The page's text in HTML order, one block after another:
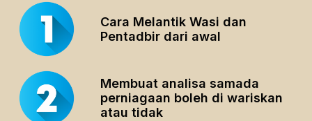
Cara Melantik Wasi dan
Pentadbir dari awal
Membuat analisa samada
perniagaan boleh di wariskan
atau tidak